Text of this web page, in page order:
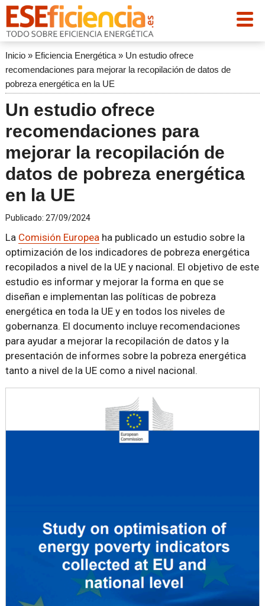
Inicio» Eficiencia Energética» Un estudio ofrece
recomendaciones para mejorar la recopilación de datos de
pobreza energética en la UE
Un estudio ofrece
recomendaciones para
mejorar la recopilación de
datos de pobreza energética
en la UE
Publicado: 27/09/2024
La Comisión Europeaha publicado un estudio sobre la
optimización de los indicadores de pobreza energética
recopilados a nivel de la UE y nacional. El objetivo de este
estudio es informar y mejorar la forma en que se
diseñan e implementan las políticas de pobreza
energética en toda la UE y en todos los niveles de
gobernanza. El documento incluye recomendaciones
para ayudar a mejorar la recopilación de datos y la
presentación de informes sobre la pobreza energética
tanto a nivel de la UE como a nivel nacional.